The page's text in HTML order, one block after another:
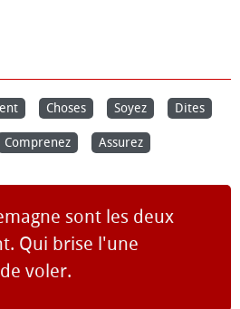
Choses Soyez Dites
Comprenez Assurez
sont les deux
Qui brise l'une
voler.